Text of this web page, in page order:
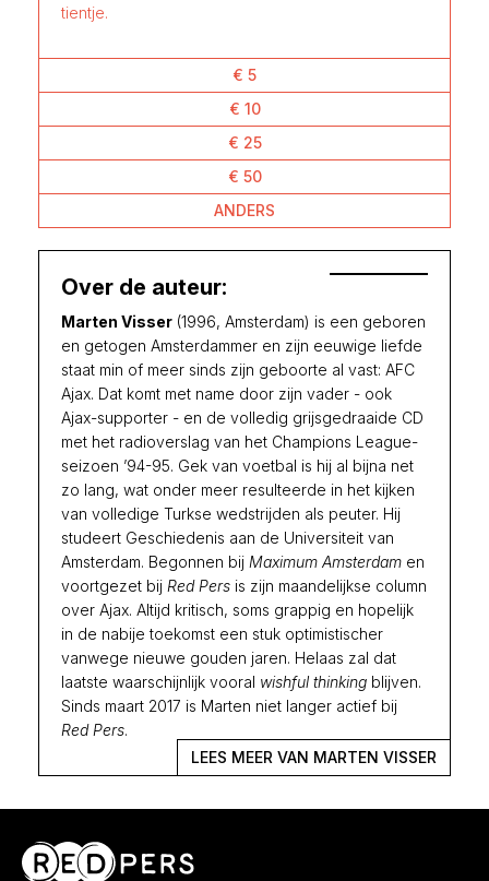
tientje.
€ 5
€ 10
€ 25
€ 50
ANDERS
Over de auteur:
Marten Visser (1996, Amsterdam) is een geboren
en getogen Amsterdammer en zijn eeuwige liefde
staat min of meer sinds zijn geboorte al vast: AFC
Ajax. Dat komt met name door zijn vader - ook
Ajax-supporter - en de volledig grijsgedraaide CD
met het radioverslag van het Champions League-
seizoen ’94-95. Gek van voetbal is hij al bijna net
zo lang, wat onder meer resulteerde in het kijken
van volledige Turkse wedstrijden als peuter. Hij
studeert Geschiedenis aan de Universiteit van
Amsterdam. Begonnen bij Maximum Amsterdam en
voortgezet bij Red Pers is zijn maandelijkse column
over Ajax. Altijd kritisch, soms grappig en hopelijk
in de nabije toekomst een stuk optimistischer
vanwege nieuwe gouden jaren. Helaas zal dat
laatste waarschijnlijk vooral wishful thinking blijven.
Sinds maart 2017 is Marten niet langer actief bij
Red Pers.
LEES MEER VAN MARTEN VISSER